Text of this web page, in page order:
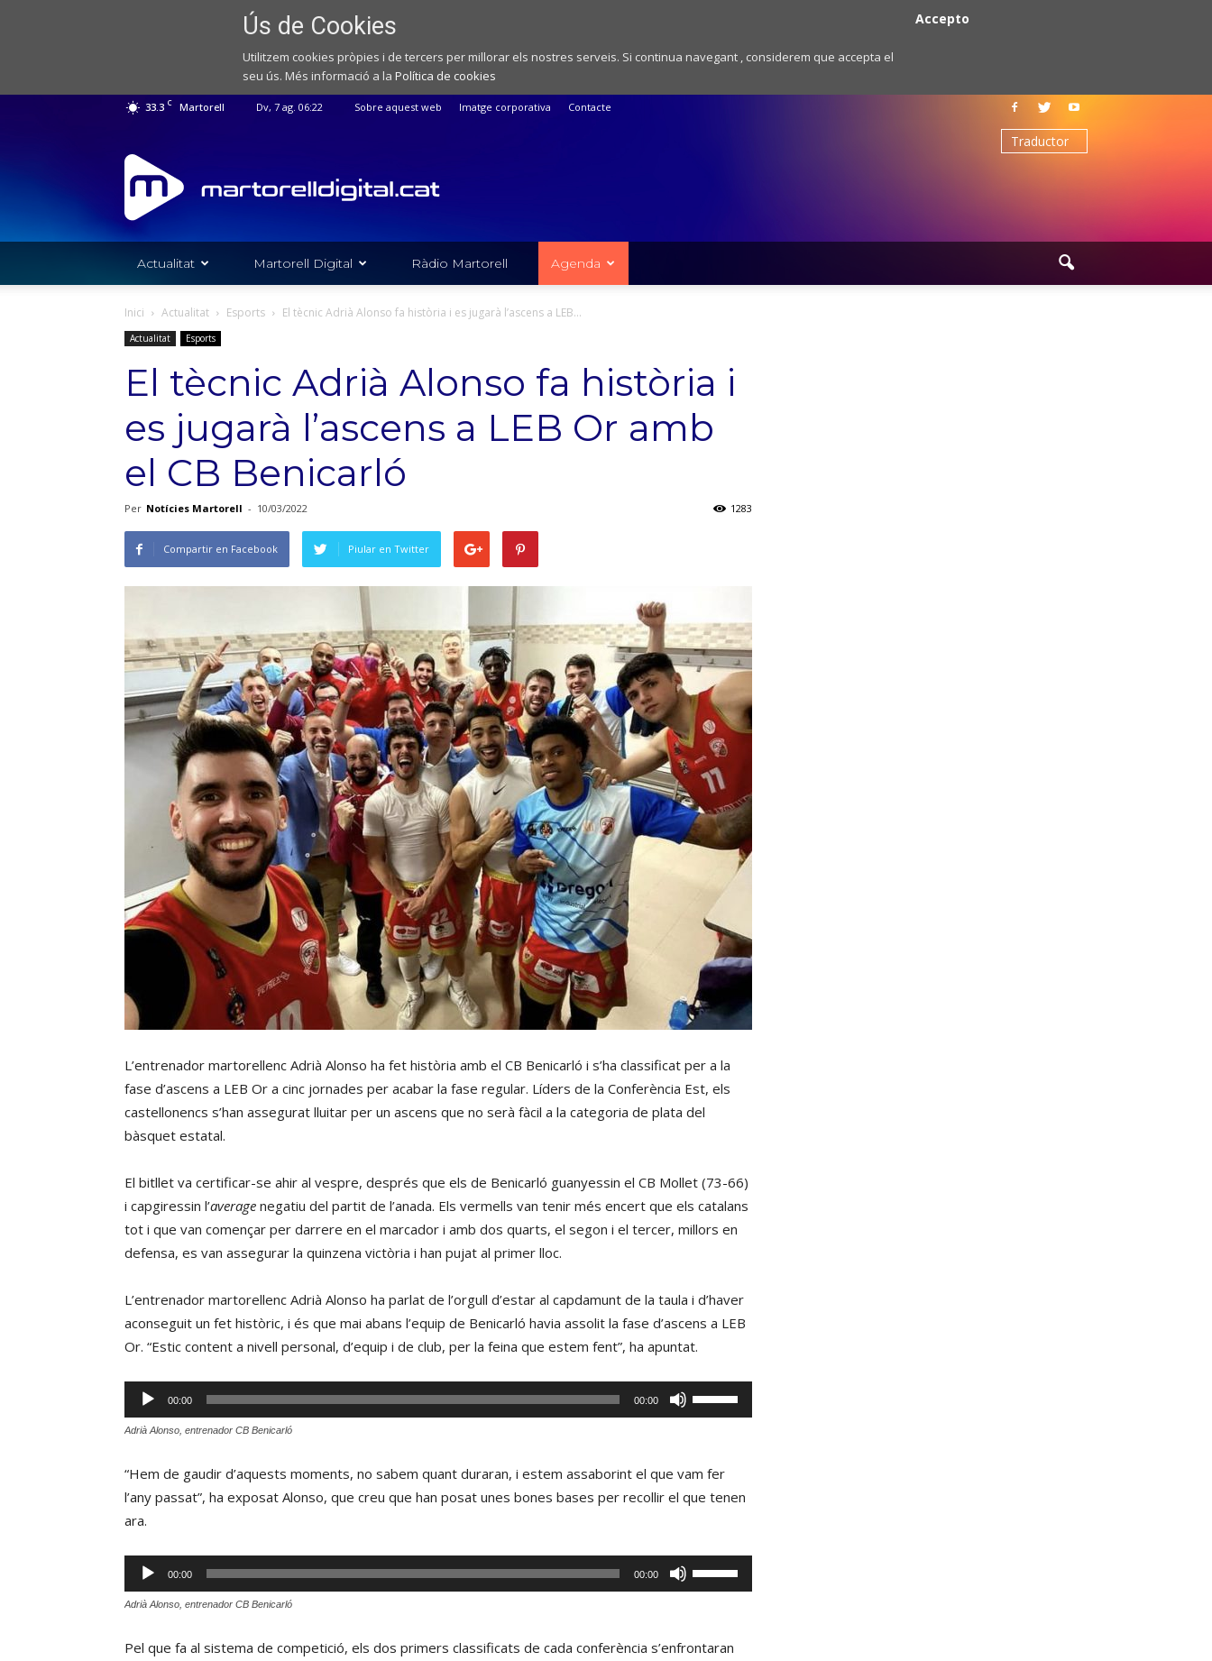
Ús de Cookies
Utilitzem cookies pròpies i de tercers per millorar els nostres serveis. Si continua navegant , considerem que accepta el
seu ús. Més informació a la Política de cookies
Accepto
33.3 C Martorell Dv, 7 ag. 06:22 Sobre aquest web Imatge corporativa Contacte
Web
de
notícies
de
l'Ajuntament
Martorell
Actualitat Martorell Digital Ràdio Martorell Agenda
Inici Actualitat Esports El tècnic Adrià Alonso fa història i es jugarà l’ascens a LEB...
Actualitat Esports
El tècnic Adrià Alonso fa història i
es jugarà l’ascens a LEB Or amb
el CB Benicarló
Per Notícies Martorell - 10/03/2022 1283
Compartir en Facebook Piular en Twitter
L’entrenador martorellenc Adrià Alonso ha fet història amb el CB Benicarló i s’ha classificat per a la
fase d’ascens a LEB Or a cinc jornades per acabar la fase regular. Líders de la Conferència Est, els
castellonencs s’han assegurat lluitar per un ascens que no serà fàcil a la categoria de plata del
bàsquet estatal.
El bitllet va certificar-se ahir al vespre, després que els de Benicarló guanyessin el CB Mollet (73-66)
i capgiressin l’average negatiu del partit de l’anada. Els vermells van tenir més encert que els catalans
tot i que van començar per darrere en el marcador i amb dos quarts, el segon i el tercer, millors en
defensa, es van assegurar la quinzena victòria i han pujat al primer lloc.
L’entrenador martorellenc Adrià Alonso ha parlat de l’orgull d’estar al capdamunt de la taula i d’haver
aconseguit un fet històric, i és que mai abans l’equip de Benicarló havia assolit la fase d’ascens a LEB
Or. “Estic content a nivell personal, d’equip i de club, per la feina que estem fent”, ha apuntat.
Reproductor
d'àudio
00:00 00:00
servir
amunt/cap
avall
o
Adrià Alonso, entrenador CB Benicarló
“Hem de gaudir d’aquests moments, no sabem quant duraran, i estem assaborint el que vam fer
l’any passat”, ha exposat Alonso, que creu que han posat unes bones bases per recollir el que tenen
ara.
Reproductor
d'àudio
00:00 00:00
servir
Adrià Alonso, entrenador CB Benicarló
Pel que fa al sistema de competició, els dos primers classificats de cada conferència s’enfrontaran